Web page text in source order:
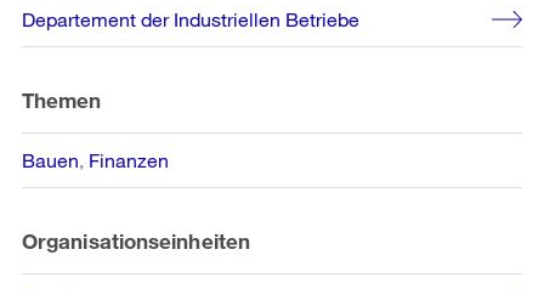
Weitere
Informationen
Departement der Industriellen Betriebe
Themen
Bauen Finanzen
Organisationseinheiten